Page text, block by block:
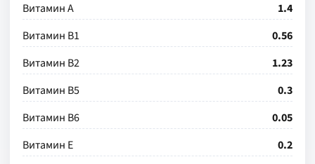
Витамин А
1.4
Витамин В1
0.56
Витамин В2
1.23
Витамин В5
0.3
Витамин В6
0.05
Витамин Е
0.2